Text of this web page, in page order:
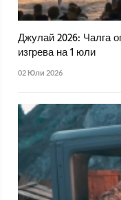
Джулай 2026: Чалга
изгрева на 1 юли
02 Юли 2026